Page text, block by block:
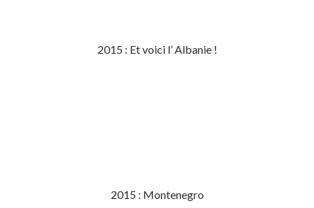
2015 : Et voici l’ Albanie !
2015 : Montenegro